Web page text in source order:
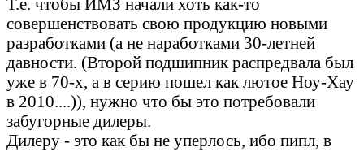
совершенствовать свою продукцию новыми
разработками (а не наработками 30-летней
давности. (Второй подшипник распредвала был
уже в 70-х, а в серию пошел как лютое Ноу-Хау
в 2010....)), нужно что бы это потребовали
забугорные дилеры.
Дилеру - это как бы не уперлось, ибо пипл, в